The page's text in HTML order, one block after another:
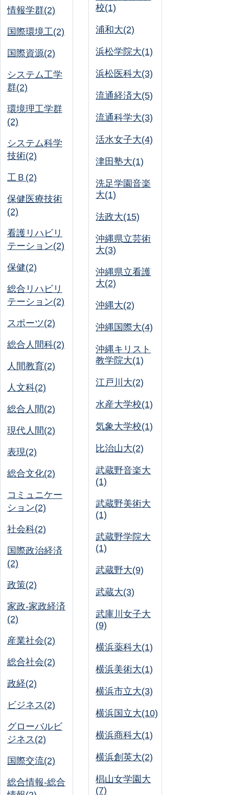
情報学群(2)
国際環境工(2)
国際資源(2)
システム工学
群(2)
環境理工学群
(2)
システム科学
技術(2)
工Ｂ(2)
保健医療技術
(2)
看護リハビリ
テーション(2)
保健(2)
総合リハビリ
テーション(2)
スポーツ(2)
総合人間科(2)
人間教育(2)
人文科(2)
総合人間(2)
現代人間(2)
表現(2)
総合文化(2)
コミュニケー
ション(2)
社会科(2)
国際政治経済
(2)
政策(2)
家政-家政経済
(2)
産業社会(2)
総合社会(2)
政経(2)
ビジネス(2)
グローバルビ
ジネス(2)
国際交流(2)
総合情報-総合
校(1)
浦和大(2)
浜松学院大(1)
浜松医科大(3)
流通経済大(5)
流通科学大(3)
活水女子大(4)
津田塾大(1)
洗足学園音楽
大(1)
法政大(15)
沖縄県立芸術
大(3)
沖縄県立看護
大(2)
沖縄大(2)
沖縄国際大(4)
沖縄キリスト
教学院大(1)
江戸川大(2)
水産大学校(1)
気象大学校(1)
比治山大(2)
武蔵野音楽大
(1)
武蔵野美術大
(1)
武蔵野学院大
(1)
武蔵野大(9)
武蔵大(3)
武庫川女子大
(9)
横浜薬科大(1)
横浜美術大(1)
横浜市立大(3)
横浜国立大(10)
横浜商科大(1)
横浜創英大(2)
椙山女学園大
(7)